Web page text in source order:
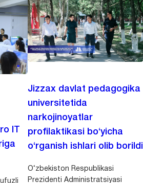
IT
Jizzax davlat pedagogika
universitetida
narkojinoyatlar
profilaktikasi bo‘yicha
o‘rganish ishlari olib borildi
O‘zbekiston Respublikasi
Prezidenti Administratsiyasi